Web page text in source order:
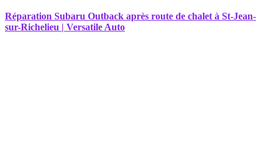
Réparation Subaru Outback après route de chalet à St-Jean-
sur-Richelieu | Versatile Auto